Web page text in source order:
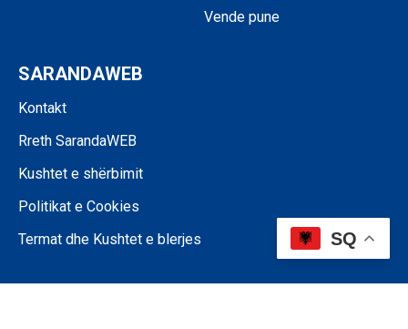
Vende pune
SARANDAWEB
Kontakt
Rreth SarandaWEB
Kushtet e shërbimit
Politikat e Cookies
Termat dhe Kushtet e blerjes
SQ